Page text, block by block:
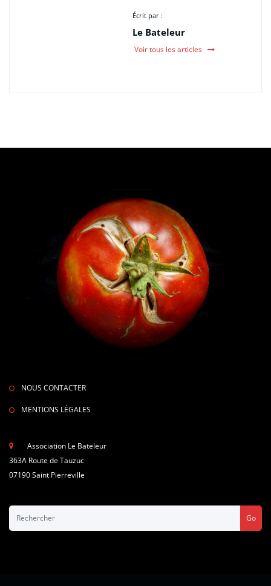
Écrit par :
Le Bateleur
Voir tous les articles
NOUS CONTACTER
MENTIONS LÉGALES
Association Le Bateleur
363A Route de Tauzuc
07190 Saint Pierreville
Go